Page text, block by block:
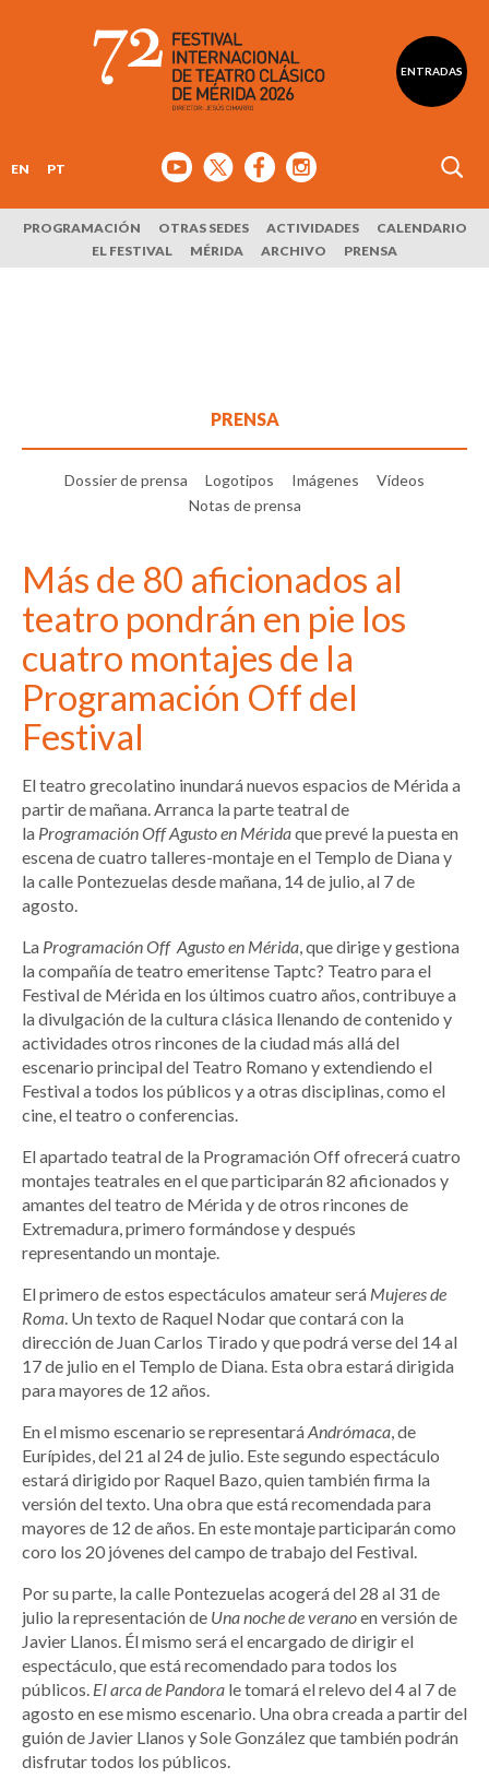
ENTRADAS
EN PT
PROGRAMACIÓN OTRAS SEDES ACTIVIDADES
CALENDARIO
EL FESTIVAL
MÉRIDA ARCHIVO PRENSA
PRENSA
Dossier de prensa Logotipos Imágenes
Vídeos
Notas de prensa
Más de 80 aficionados al
teatro pondrán en pie los
cuatro montajes de la
Programación Off del
Festival
El teatro grecolatino inundará nuevos espacios de Mérida a
partir de mañana. Arranca la parte teatral de
la Programación Off Agusto en Méridaque prevé la puesta en
escena de cuatro talleres-montaje en el Templo de Diana y
la calle Pontezuelas desde mañana, 14 de julio, al 7 de
agosto.
La Programación Off Agusto en Mérida, que dirige y gestiona
la compañía de teatro emeritense Taptc? Teatro para el
Festival de Mérida en los últimos cuatro años, contribuye a
la divulgación de la cultura clásica llenando de contenido y
actividades otros rincones de la ciudad más allá del
escenario principal del Teatro Romano y extendiendo el
Festival a todos los públicos y a otras disciplinas, como el
cine, el teatro o conferencias.
El apartado teatral de la Programación Off ofrecerá cuatro
montajes teatrales en el que participarán 82 aficionados y
amantes del teatro de Mérida y de otros rincones de
Extremadura, primero formándose y después
representando un montaje.
El primero de estos espectáculos amateur será Mujeres de
Roma. Un texto de Raquel Nodar que contará con la
dirección de Juan Carlos Tirado y que podrá verse del 14 al
17 de julio en el Templo de Diana. Esta obra estará dirigida
para mayores de 12 años.
En el mismo escenario se representaráAndrómaca, de
Eurípides, del 21 al 24 de julio. Este segundo espectáculo
estará dirigido por Raquel Bazo, quien también firma la
versión del texto. Una obra que está recomendada para
mayores de 12 de años. En este montaje participarán como
coro los 20 jóvenes del campo de trabajo del Festival.
Por su parte, la calle Pontezuelas acogerá del 28 al 31 de
julio la representación de Una noche de veranoen versión de
Javier Llanos. Él mismo será el encargado de dirigir el
espectáculo, que está recomendado para todos los
públicos. El arca de Pandora le tomará el relevo del 4 al 7 de
agosto en ese mismo escenario. Una obra creada a partir del
guión de Javier Llanos y Sole González que también podrán
disfrutar todos los públicos.